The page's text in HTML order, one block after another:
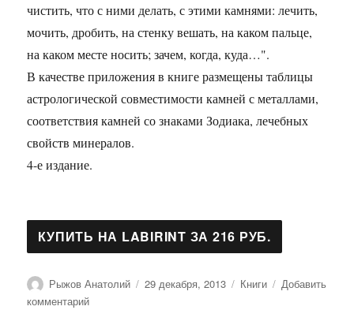
чистить, что с ними делать, с этими камнями: лечить,
мочить, дробить, на стенку вешать, на каком пальце,
на каком месте носить; зачем, когда, куда…".
В качестве приложения в книге размещены таблицы
астрологической совместимости камней с металлами,
соответствия камней со знаками Зодиака, лечебных
свойств минералов.
4-е издание.
Автор
Рыжов Анатолий Опубликовано
29 декабря, 2013 Рубрики
Книги
Добавить
комментарийк